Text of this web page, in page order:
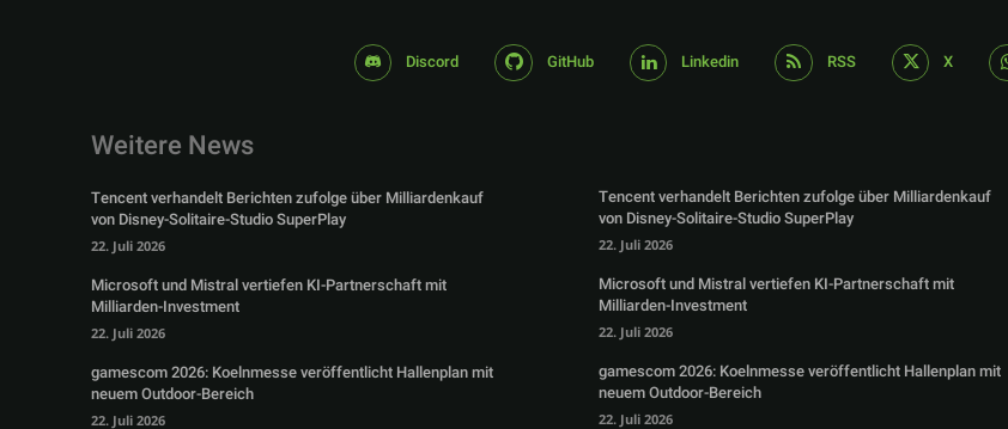
Discord GitHub Linkedin RSS X
Weitere News
Tencent verhandelt Berichten zufolge über Milliardenkauf
von Disney-Solitaire-Studio SuperPlay
22. Juli 2026
Microsoft und Mistral vertiefen KI-Partnerschaft mit
Milliarden-Investment
22. Juli 2026
gamescom 2026: Koelnmesse veröffentlicht Hallenplan mit
neuem Outdoor-Bereich
22. Juli 2026
Tencent verhandelt Berichten zufolge über Milliardenkauf
von Disney-Solitaire-Studio SuperPlay
22. Juli 2026
Microsoft und Mistral vertiefen KI-Partnerschaft mit
Milliarden-Investment
22. Juli 2026
gamescom 2026: Koelnmesse veröffentlicht Hallenplan mit
neuem Outdoor-Bereich
22. Juli 2026